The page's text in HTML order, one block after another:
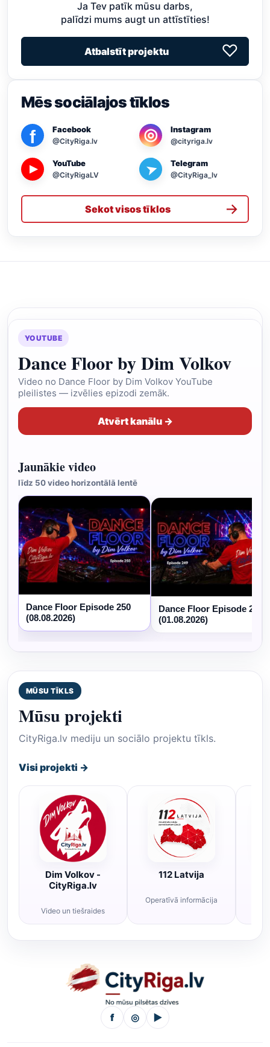
Ja Tev patīk mūsu darbs,
palīdzi mums augt un attīstīties!
Atbalstīt projektu ♡
Mēs sociālajos tīklos
f Facebook
@CityRiga.lv ◎ Instagram
@cityriga.lv
▶
YouTube
@CityRigaLV ➤ Telegram
@CityRiga_lv
Sekot visos tīklos →
YOUTUBE
Dance Floor by Dim Volkov
Video no Dance Floor by Dim Volkov YouTube
pleilistes — izvēlies epizodi zemāk.
Atvērt kanālu →
Jaunākie video
līdz 50 video horizontālā lentē
Dance Floor Episode 250
(08.08.2026)
Dance Floor Episode 249
(01.08.2026)
MŪSU TĪKLS
Mūsu projekti
CityRiga.lv mediju un sociālo projektu tīkls.
Visi projekti →
Dim Volkov -
CityRiga.lv
Video un tiešraides
112 Latvija
Operatīvā informācija
f ◎ ▶